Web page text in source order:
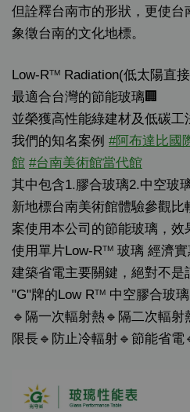
但詮釋台南市的形狀，更使台
象徵台南的文化地標。
Low-RTM Radiation(低太陽直
最適合台灣的節能玻璃🏢
並榮獲高性能綠建材及低碳工
我們的知名案例 #阿布達比國
館 #台南美術館當代館
其中包含1.膠合玻璃2.中空玻
新地標台南美術館體驗參觀比
案使用本公司的節能玻璃，效
使用單片Low-RTM 玻璃 經濟
建築省電主要關鍵，絕對不是
"G"牌的Low RTM 中空膠合玻璃
🔹隔一次輻射熱🔹隔二次輻
限長🔹防止冷輻射🔹節能省電